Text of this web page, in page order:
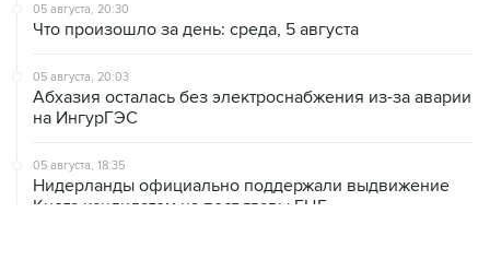
05 августа, 20:30
Что произошло за день: среда, 5 августа
05 августа, 20:03
Абхазия осталась без электроснабжения из-за аварии
на ИнгурГЭС
05 августа, 18:35
Нидерланды официально поддержали выдвижение
Кнота кандидатом на пост главы ЕЦБ